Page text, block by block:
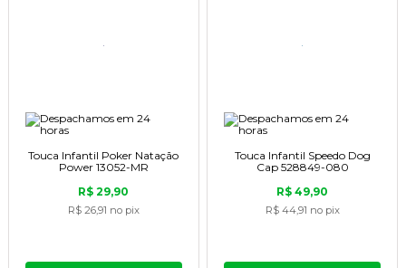
Touca Infantil Poker Natação
Power 13052-MR
R$ 29,90
R$ 26,91 no pix
Touca Infantil Speedo Dog
Cap 528849-080
R$ 49,90
R$ 44,91 no pix